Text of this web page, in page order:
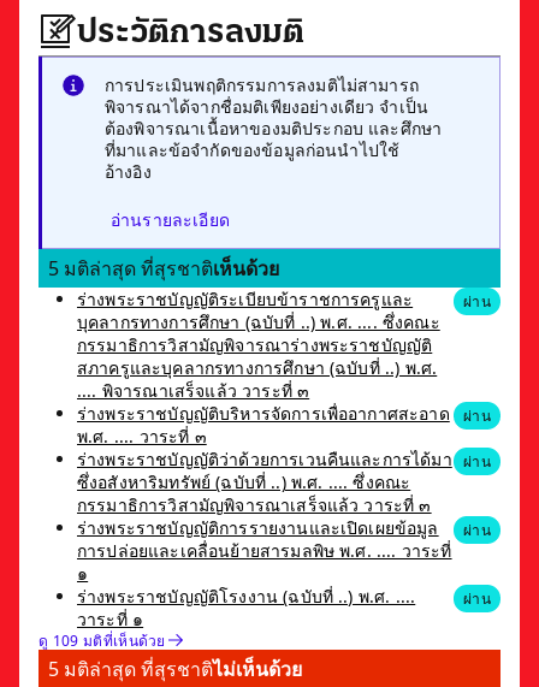
ประวัติการลงมติ
การประเมินพฤติกรรมการลงมติไม่สามารถ
พิจารณาได้จากชื่อมติเพียงอย่างเดียว จำเป็น
ต้องพิจารณาเนื้อหาของมติประกอบ และศึกษา
ที่มาและข้อจำกัดของข้อมูลก่อนนำไปใช้
อ้างอิง
อ่านรายละเอียด
5 มติล่าสุด ที่สุรชาติเห็นด้วย
ร่างพระราชบัญญัติระเบียบข้าราชการครูและ
บุคลากรทางการศึกษา (ฉบับที่ ..) พ.ศ. .... ซึ่งคณะ
กรรมาธิการวิสามัญพิจารณาร่างพระราชบัญญัติ
สภาครูและบุคลากรทางการศึกษา (ฉบับที่ ..) พ.ศ.
.... พิจารณาเสร็จแล้ว วาระที่ ๓
ผ่าน
ร่างพระราชบัญญัติบริหารจัดการเพื่ออากาศสะอาด
พ.ศ. .... วาระที่ ๓
ผ่าน
ร่างพระราชบัญญัติว่าด้วยการเวนคืนและการได้มา
ซึ่งอสังหาริมทรัพย์ (ฉบับที่ ..) พ.ศ. .... ซึ่งคณะ
กรรมาธิการวิสามัญพิจารณาเสร็จแล้ว วาระที่ ๓
ผ่าน
ร่างพระราชบัญญัติการรายงานและเปิดเผยข้อมูล
การปล่อยและเคลื่อนย้ายสารมลพิษ พ.ศ. .... วาระที่
๑
ผ่าน
ร่างพระราชบัญญัติโรงงาน (ฉบับที่ ..) พ.ศ. ....
วาระที่ ๑
ผ่าน
ดู 109 มติที่เห็นด้วย
5 มติล่าสุด ที่สุรชาติไม่เห็นด้วย